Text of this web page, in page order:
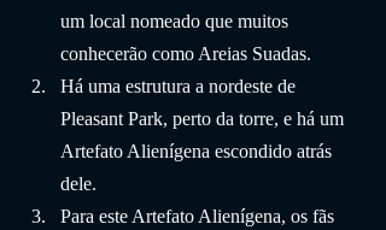
um local nomeado que muitos
conhecerão como Areias Suadas.
Há uma estrutura a nordeste de
Pleasant Park, perto da torre, e há um
Artefato Alienígena escondido atrás
dele.
Para este Artefato Alienígena, os fãs